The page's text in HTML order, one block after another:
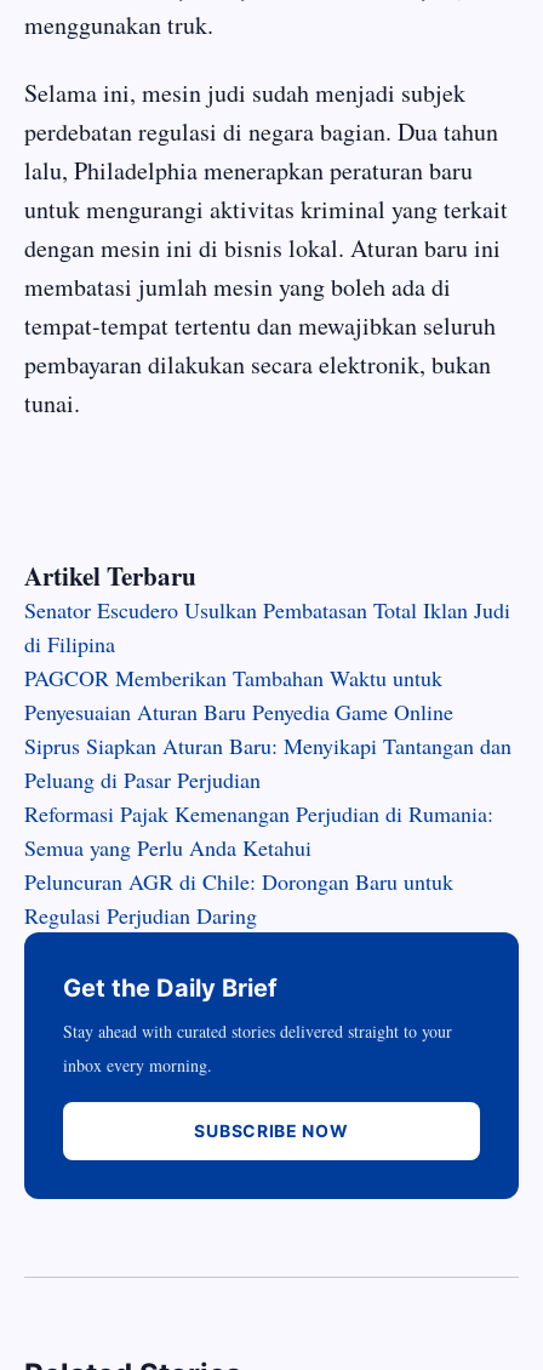
menggunakan truk.
Selama ini, mesin judi sudah menjadi subjek
perdebatan regulasi di negara bagian. Dua tahun
lalu, Philadelphia menerapkan peraturan baru
untuk mengurangi aktivitas kriminal yang terkait
dengan mesin ini di bisnis lokal. Aturan baru ini
membatasi jumlah mesin yang boleh ada di
tempat-tempat tertentu dan mewajibkan seluruh
pembayaran dilakukan secara elektronik, bukan
tunai.
Artikel Terbaru
Senator Escudero Usulkan Pembatasan Total Iklan Judi
di Filipina
PAGCOR Memberikan Tambahan Waktu untuk
Penyesuaian Aturan Baru Penyedia Game Online
Siprus Siapkan Aturan Baru: Menyikapi Tantangan dan
Peluang di Pasar Perjudian
Reformasi Pajak Kemenangan Perjudian di Rumania:
Semua yang Perlu Anda Ketahui
Peluncuran AGR di Chile: Dorongan Baru untuk
Regulasi Perjudian Daring
Get the Daily Brief
Stay ahead with curated stories delivered straight to your
inbox every morning.
SUBSCRIBE NOW